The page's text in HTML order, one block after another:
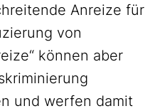
Anreize für
von
können aber
und werfen damit